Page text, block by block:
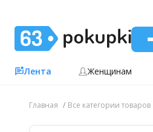
Лента Женщинам
Главная Все категории товаров